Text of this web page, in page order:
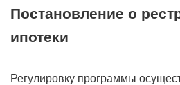
Постановление о
ипотеки
Регулировку программы